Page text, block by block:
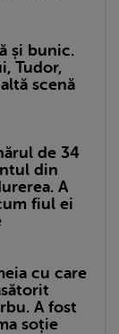
și bunic.
Tudor,
scenă
de 34
din
A
fiul ei
cu care
A fost
soție